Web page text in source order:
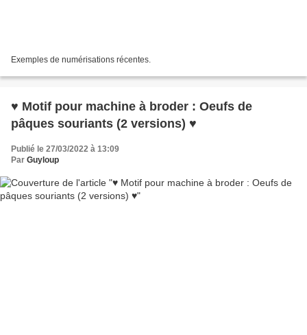
Exemples de numérisations récentes.
♥ Motif pour machine à broder : Oeufs de
pâques souriants (2 versions) ♥
Publié le 27/03/2022 à 13:09
Par Guyloup